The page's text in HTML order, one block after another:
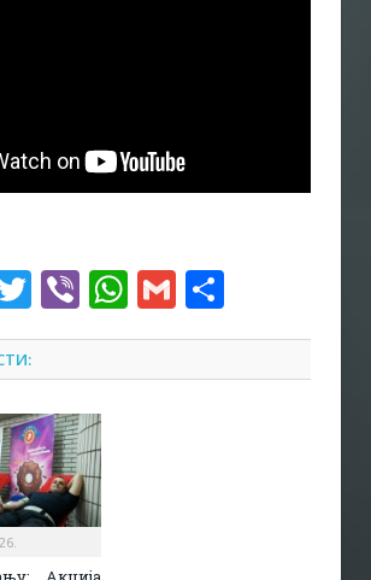
Twitter
ViberWhatsApp
Gmail